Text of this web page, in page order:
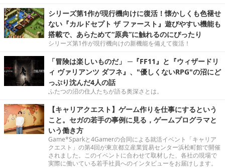
シリーズ第1作が現行機向けに復活！懐かしくも色褪せ
ない『カルドセプト ザ ファースト』遊びやすい機能も
搭載で、あらためて“原典”に触れるのにぴったり
シリーズ第1作が現行機向けの新機能を備えて復活！
「冒険は楽しいものだ」 ─『FF11』と『ウィザードリ
ィ ヴァリアンツ ダフネ』、"優しくないRPG"の沼にど
っぷり沈んだ4人の話
ふたつの沼の住人たちが語る奥深さとは。
【キャリアクエスト】ゲーム作りを仕事にするという
こと。セガの若手の事例に見る，ゲームプログラマと
いう働き方
Game*Sparkと4Gamerの合同による就活イベント「キャリア
クエスト」の第4回が東京都立産業貿易センター浜松町館で開催
されました。このイベントに合わせて取材した、各社の現場で
実際に働いている若手社員へのインタビューをお届けします。